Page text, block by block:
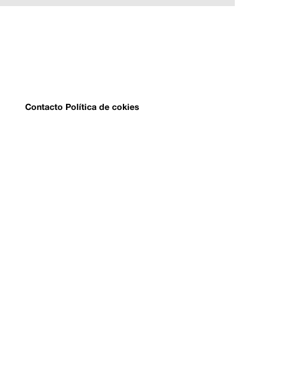
Contacto Política de cokies